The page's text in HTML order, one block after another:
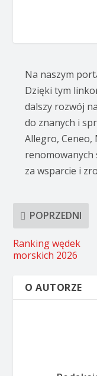
Na naszym
Dzięki tym
dalszy rozwój
do znanych i
Allegro, Ceneo,
renomowanych
za wsparcie i
POPRZEDNI
Ranking wędek
morskich 2026
O AUTORZE